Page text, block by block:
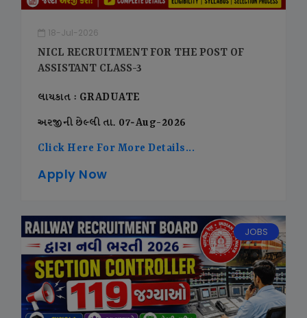
18-Jul-2026
NICL RECRUITMENT FOR THE POST OF
ASSISTANT CLASS-3
લાયકાત : GRADUATE
અરજીની છેલ્લી તા. 07-Aug-2026
Click Here For More Details...
Apply Now
JOBS